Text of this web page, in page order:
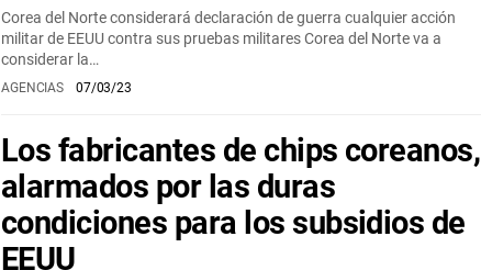
Corea del Norte considerará declaración de guerra cualquier acción
militar de EEUU contra sus pruebas militares Corea del Norte va a
considerar la…
AGENCIAS 07/03/23
Los fabricantes de chips coreanos,
alarmados por las duras
condiciones para los subsidios de
EEUU